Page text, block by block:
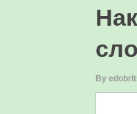
By